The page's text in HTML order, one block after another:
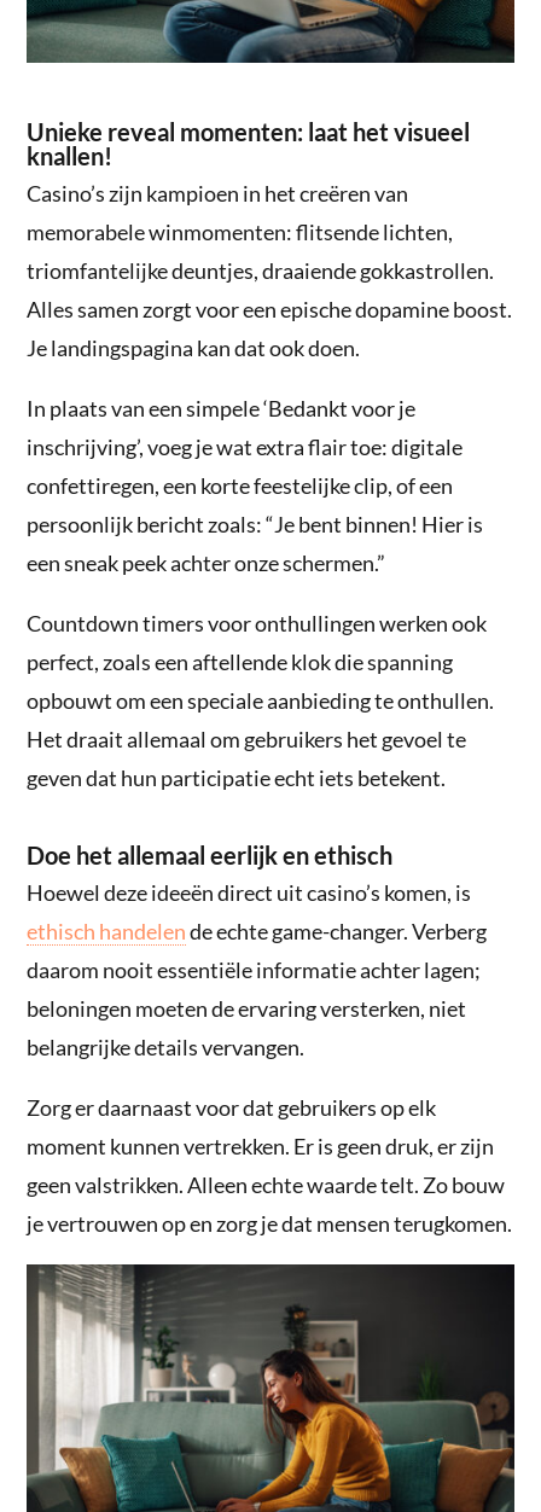
Unieke reveal momenten: laat het visueel
knallen!
Casino’s zijn kampioen in het creëren van
memorabele winmomenten: flitsende lichten,
triomfantelijke deuntjes, draaiende gokkastrollen.
Alles samen zorgt voor een epische dopamine boost.
Je landingspagina kan dat ook doen.
In plaats van een simpele ‘Bedankt voor je
inschrijving’, voeg je wat extra flair toe: digitale
confettiregen, een korte feestelijke clip, of een
persoonlijk bericht zoals: “Je bent binnen! Hier is
een sneak peek achter onze schermen.”
Countdown timers voor onthullingen werken ook
perfect, zoals een aftellende klok die spanning
opbouwt om een speciale aanbieding te onthullen.
Het draait allemaal om gebruikers het gevoel te
geven dat hun participatie echt iets betekent.
Doe het allemaal eerlijk en ethisch
Hoewel deze ideeën direct uit casino’s komen, is
ethisch handelende echte game-changer. Verberg
daarom nooit essentiële informatie achter lagen;
beloningen moeten de ervaring versterken, niet
belangrijke details vervangen.
Zorg er daarnaast voor dat gebruikers op elk
moment kunnen vertrekken. Er is geen druk, er zijn
geen valstrikken. Alleen echte waarde telt. Zo bouw
je vertrouwen op en zorg je dat mensen terugkomen.